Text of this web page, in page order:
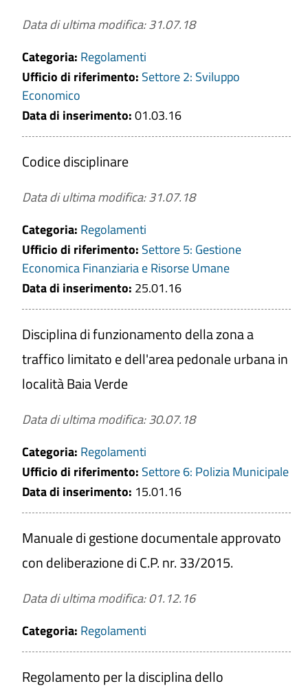
Data di ultima modifica: 31.07.18
Categoria: Regolamenti
Ufficio di riferimento: Settore 2: Sviluppo
Economico
Data di inserimento:01.03.16
Codice disciplinare
Data di ultima modifica: 31.07.18
Categoria: Regolamenti
Ufficio di riferimento: Settore 5: Gestione
Economica Finanziaria e Risorse Umane
Data di inserimento: 25.01.16
Disciplina di funzionamento della zona a
traffico limitato e dell'area pedonale urbana in
località Baia Verde
Data di ultima modifica: 30.07.18
Categoria: Regolamenti
Ufficio di riferimento: Settore 6: Polizia Municipale
Data di inserimento: 15.01.16
Manuale di gestione documentale approvato
con deliberazione di C.P. nr. 33/2015.
Data di ultima modifica: 01.12.16
Categoria: Regolamenti
Regolamento per la disciplina dello